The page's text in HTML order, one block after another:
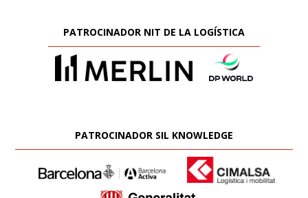
PATROCINADOR NIT DE LA LOGÍSTICA
PATROCINADOR SIL KNOWLEDGE